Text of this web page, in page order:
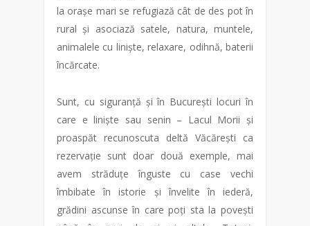
la orașe mari se refugiază cât de des pot în
rural și asociază satele, natura, muntele,
animalele cu liniște, relaxare, odihnă, baterii
încărcate.
Sunt, cu siguranță și în București locuri în
care e liniște sau senin – Lacul Morii și
proaspăt recunoscuta deltă Văcărești ca
rezervație sunt doar două exemple, mai
avem străduțe înguste cu case vechi
îmbibate în istorie și învelite în iederă,
grădini ascunse în care poți sta la povești